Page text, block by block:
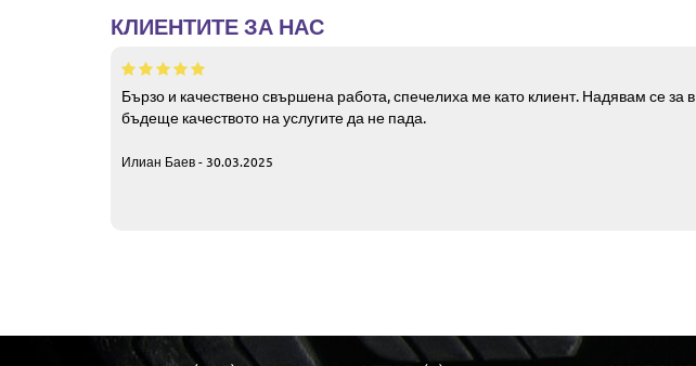
КЛИЕНТИТЕ ЗА НАС
Бързо и качествено свършена работа, спечелиха ме като клиент. Надявам се за в
бъдеще качеството на услугите да не пада.
Илиан Баев - 30.03.2025